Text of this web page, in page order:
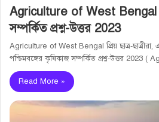
Agriculture of West Bengal।
সম্পর্কিত প্রশ্ন-উত্তর 2023
Agriculture of West Bengal প্রিয় ছাত্র-
পশ্চিমবঙ্গের কৃষিকাজ সম্পর্কিত প্রশ্ন-উত্তর 2023
Read More »